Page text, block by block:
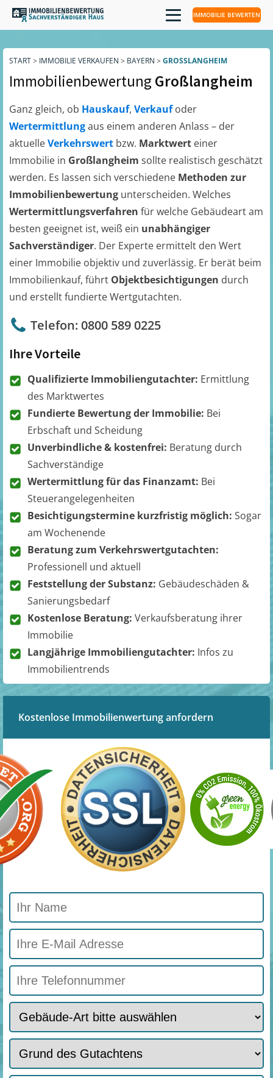
IMMOBILIE BEWERTEN
START> IMMOBILIE VERKAUFEN > BAYERN > GROSSLANGHEIM
ImmobilienbewertungGroßlangheim
Ganz gleich, ob Hauskauf, Verkaufoder
Wertermittlungaus einem anderen Anlass – der
aktuelleVerkehrswert bzw. Marktwert einer
Immobilie in Großlangheim sollte realistisch geschätzt
werden. Es lassen sich verschiedene Methoden zur
Immobilienbewertung unterscheiden. Welches
Wertermittlungsverfahren für welche Gebäudeart am
besten geeignet ist, weiß ein unabhängiger
Sachverständiger. Der Experte ermittelt den Wert
einer Immobilie objektiv und zuverlässig. Er berät beim
Immobilienkauf, führt Objektbesichtigungen durch
und erstellt fundierte Wertgutachten.
Telefon: 0800 589 0225
Ihre Vorteile
Qualifizierte Immobiliengutachter: Ermittlung
des Marktwertes
Fundierte Bewertung der Immobilie: Bei
Erbschaft und Scheidung
Unverbindliche & kostenfrei: Beratung durch
Sachverständige
Wertermittlung für das Finanzamt: Bei
Steuerangelegenheiten
Besichtigungstermine kurzfristig möglich: Sogar
am Wochenende
Beratung zum Verkehrswertgutachten:
Professionell und aktuell
Feststellung der Substanz: Gebäudeschäden &
Sanierungsbedarf
Kostenlose Beratung: Verkaufsberatung ihrer
Immobilie
Langjährige Immobiliengutachter: Infos zu
Immobilientrends
Kostenlose Immobilienwertung anfordern